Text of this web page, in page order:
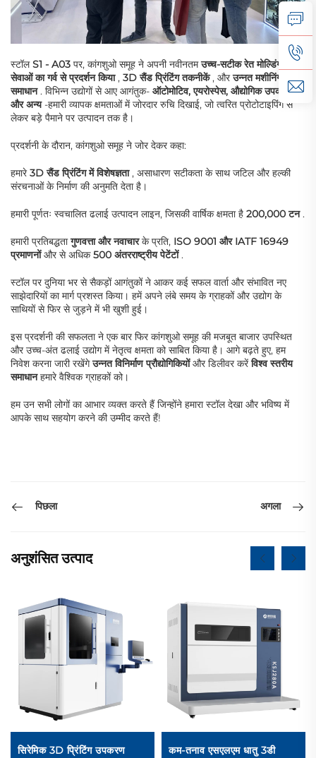
स्टॉलS1 - A03 पर, कांगशुओ समूह ने अपनी नवीनतमउच्च-सटीक रेत मोल्डिंग
सेवाओं का गर्व से प्रदर्शन किया , 3D सैंड प्रिंटिंग तकनीकें, औरउन्नत मशीनिंग
समाधान . विभिन्न उद्योगों से आए आगंतुक- ऑटोमोटिव, एयरोस्पेस, औद्योगिक उपकरण,
और अन्य -हमारी व्यापक क्षमताओं में जोरदार रुचि दिखाई, जो त्वरित प्रोटोटाइपिंग से
लेकर बड़े पैमाने पर उत्पादन तक है।
प्रदर्शनी के दौरान, कांगशुओ समूह ने जोर देकर कहा:
हमारे3D सैंड प्रिंटिंग में विशेषज्ञता , असाधारण सटीकता के साथ जटिल और हल्की
संरचनाओं के निर्माण की अनुमति देता है।
हमारी पूर्णतः स्वचालित ढलाई उत्पादन लाइन, जिसकी वार्षिक क्षमता है 200,000 टन .
हमारी प्रतिबद्धतागुणवत्ता और नवाचारके प्रति, ISO 9001 और IATF 16949
प्रमाणनोंऔर से अधिक500 अंतरराष्ट्रीय पेटेंटों .
स्टॉल पर दुनिया भर से सैकड़ों आगंतुकों ने आकर कई सफल वार्ता और संभावित नए
साझेदारियों का मार्ग प्रशस्त किया। हमें अपने लंबे समय के ग्राहकों और उद्योग के
साथियों से फिर से जुड़ने में भी खुशी हुई।
इस प्रदर्शनी की सफलता ने एक बार फिर कांगशुओ समूह की मजबूत बाजार उपस्थित
और उच्च-अंत ढलाई उद्योग में नेतृत्व क्षमता को साबित किया है। आगे बढ़ते हुए, हम
निवेश करना जारी रखेंगेउन्नत विनिर्माण प्रौद्योगिकियोंऔर डिलीवर करेंविश्व स्तरीय
समाधानहमारे वैश्विक ग्राहकों को।
हम उन सभी लोगों का आभार व्यक्त करते हैं जिन्होंने हमारा स्टॉल देखा और भविष्य में
आपके साथ सहयोग करने की उम्मीद करते हैं!
पिछला अगला
अनुशंसित उत्पाद
सिरेमिक 3D प्रिंटिंग उपकरण
कम-तनाव एसएलएम धातु 3डी